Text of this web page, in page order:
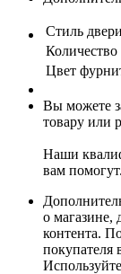
Стиль двери
Количество
Цвет
Вы можете
товару или
Наши
вам помогут.
о магазине,
контента.
покупателя